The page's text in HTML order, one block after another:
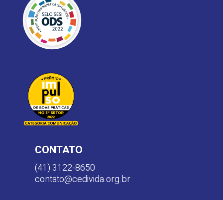
CONTATO
(41) 3122-8650
contato@cedivida.org.br